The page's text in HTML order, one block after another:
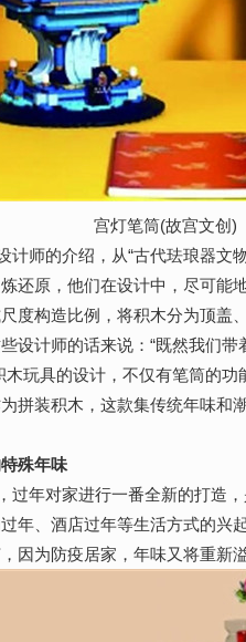
宫灯笔筒(故宫文创)
师的介绍，从“古代珐琅器文
还原，他们在设计中，尽可能
度构造比例，将积木分为顶盖
设计师的话来说：“既然我们
木玩具的设计，不仅有笔筒的
拼装积木，这款集传统年味和
殊年味
年对家进行一番全新的打造
年、酒店过年等生活方式的兴
因为防疫居家，年味又将重新